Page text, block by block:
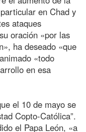
en Chad y
ataques
oración «por las
ha deseado «que
«todo
en esa
el 10 de mayo se
Copto-Católica”.
el Papa León, «a